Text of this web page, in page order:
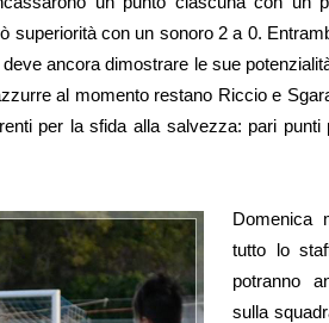
superiorità con un sonoro 2 a 0.
ancora dimostrare le sue
al momento restano Riccio e
per la sfida alla salvezza: pari punti
Domenica
tutto lo
potranno
sulla